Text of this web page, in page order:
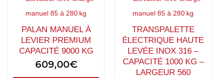
PALAN MANUEL À
LEVIER PREMIUM
CAPACITÉ 9000 KG
609,00€
TRANSPALETTE
ÉLECTRIQUE HAUTE
LEVÉE INOX 316 –
CAPACITÉ 1000 KG –
LARGEUR 560